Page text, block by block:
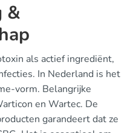
&
als actief ingrediënt,
In Nederland is het
vorm. Belangrijke
en Wartec. De
garandeert dat ze